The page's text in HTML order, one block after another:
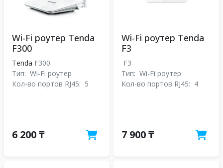
Wi-Fi роутер Tenda
F300
Tenda F300
Тип: Wi-Fi роутер
Кол-во портов RJ45: 5
6 200 ₸
Wi-Fi роутер Tenda
F3
F3
Тип: Wi-Fi роутер
Кол-во портов RJ45: 4
7 900 ₸